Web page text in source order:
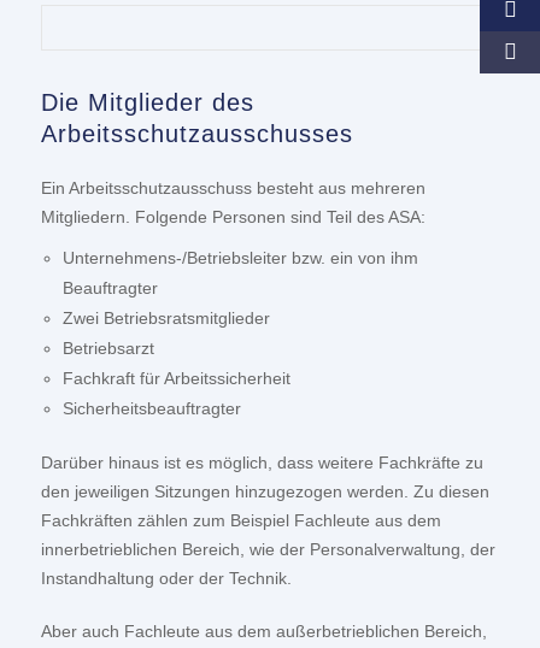
Die Mitglieder des
Arbeitsschutzausschusses
Ein Arbeitsschutzausschuss besteht aus mehreren
Mitgliedern. Folgende Personen sind Teil des ASA:
Unternehmens-/Betriebsleiter bzw. ein von ihm
Beauftragter
Zwei Betriebsratsmitglieder
Betriebsarzt
Fachkraft für Arbeitssicherheit
Sicherheitsbeauftragter
Darüber hinaus ist es möglich, dass weitere Fachkräfte zu
den jeweiligen Sitzungen hinzugezogen werden. Zu diesen
Fachkräften zählen zum Beispiel Fachleute aus dem
innerbetrieblichen Bereich, wie der Personalverwaltung, der
Instandhaltung oder der Technik.
Aber auch Fachleute aus dem außerbetrieblichen Bereich,